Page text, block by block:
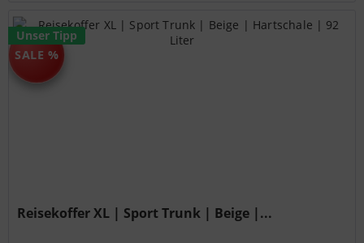
SALE %
Unser Tipp
Reisekoffer XL | Sport Trunk | Beige |...